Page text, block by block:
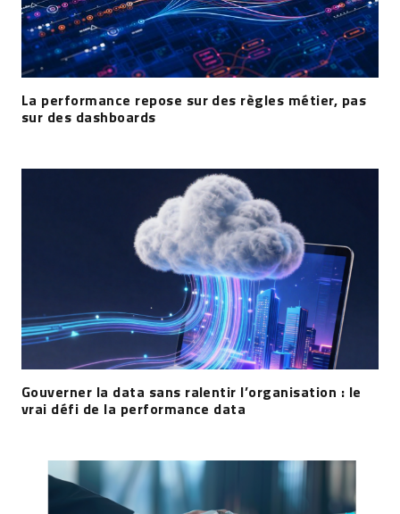
La performance repose sur des règles métier, pas
sur des dashboards
Gouverner la data sans ralentir l’organisation : le
vrai défi de la performance data